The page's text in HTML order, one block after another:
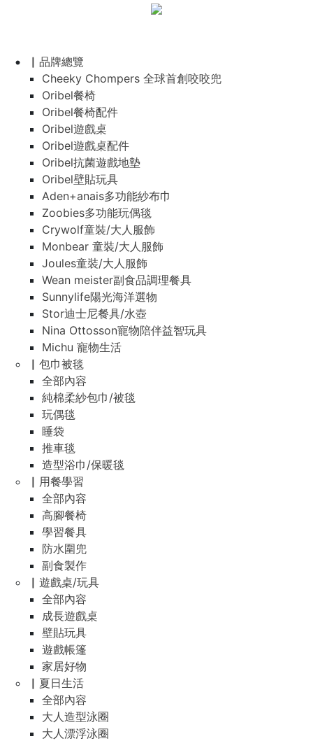
▏品牌總覽
Cheeky Chompers 全球首創咬咬兜
Oribel餐椅
Oribel餐椅配件
Oribel遊戲桌
Oribel遊戲桌配件
Oribel抗菌遊戲地墊
Oribel壁貼玩具
Aden+anais多功能紗布巾
Zoobies多功能玩偶毯
Crywolf童裝/大人服飾
Monbear 童裝/大人服飾
Joules童裝/大人服飾
Wean meister副食品調理餐具
Sunnylife陽光海洋選物
Stor迪士尼餐具/水壺
Nina Ottosson寵物陪伴益智玩具
Michu 寵物生活
▏包巾被毯
全部內容
純棉柔紗包巾/被毯
玩偶毯
睡袋
推車毯
造型浴巾/保暖毯
▏用餐學習
全部內容
高腳餐椅
學習餐具
防水圍兜
副食製作
▏遊戲桌/玩具
全部內容
成長遊戲桌
壁貼玩具
遊戲帳篷
家居好物
▏夏日生活
全部內容
大人造型泳圈
大人漂浮泳圈